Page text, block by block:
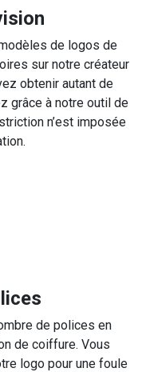
de logos de
sur notre créateur
obtenir autant de
grâce à notre outil de
n’est imposée
de polices en
de coiffure. Vous
logo pour une foule